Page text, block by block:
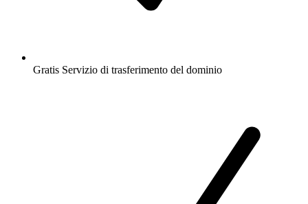
Gratis Servizio di trasferimento del dominio